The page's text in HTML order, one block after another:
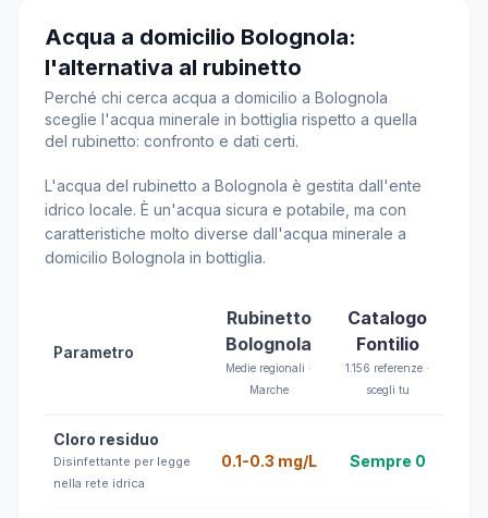
Acqua a domicilio Bolognola:
l'alternativa al rubinetto
Perché chi cerca acqua a domicilio a Bolognola
sceglie l'acqua minerale in bottiglia rispetto a quella
del rubinetto: confronto e dati certi.
L'acqua del rubinetto a Bolognola è gestita dall'ente
idrico locale. È un'acqua sicura e potabile, ma con
caratteristiche molto diverse dall'acqua minerale a
domicilio Bolognola in bottiglia.
Parametro
Rubinetto
Bolognola
Medie regionali ·
Marche
Catalogo
Fontilio
1.156 referenze ·
scegli tu
Cloro residuo
Disinfettante per legge
nella rete idrica
0.1-0.3 mg/L Sempre 0